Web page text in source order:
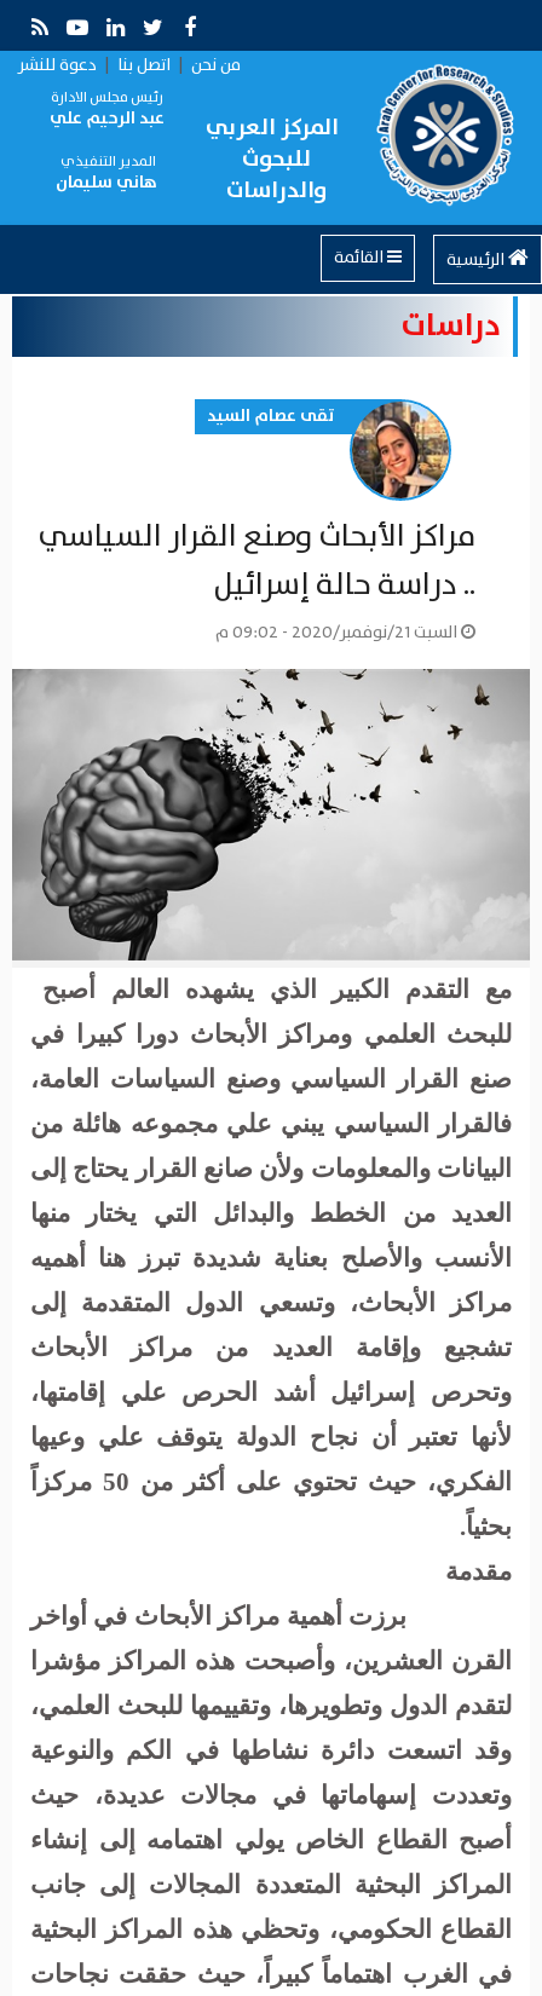
من نحن | اتصل بنا | دعوة للنشر
المركز العربي
للبحوث
والدراسات
رئيس مجلس الادارة
عبد الرحيم علي
المدير التنفيذي
هاني سليمان
الرئيسية
دراسات
تقى عصام السيد
مراكز الأبحاث وصنع القرار السياسي
.. دراسة حالة إسرائيل
السبت 21/نوفمبر/2020 - 09:02 م
مع التقدم الكبير الذي يشهده العالم أصبح
للبحث العلمي ومراكز الأبحاث دورا كبيرا في
صنع القرار السياسي وصنع السياسات العامة،
فالقرار السياسي يبني علي مجموعه هائلة من
البيانات والمعلومات ولأن صانع القرار يحتاج إلى
العديد من الخطط والبدائل التي يختار منها
الأنسب والأصلح بعناية شديدة تبرز هنا أهميه
مراكز الأبحاث، وتسعي الدول المتقدمة إلى
تشجيع وإقامة العديد من مراكز الأبحاث
وتحرص إسرائيل أشد الحرص علي إقامتها،
لأنها تعتبر أن نجاح الدولة يتوقف علي وعيها
الفكري، حيث تحتوي على أكثر من 50 مركزاً
بحثياً.
مقدمة
برزت أهمية مراكز الأبحاث في أواخر
القرن العشرين، وأصبحت هذه المراكز مؤشرا
لتقدم الدول وتطويرها، وتقييمها للبحث العلمي،
وقد اتسعت دائرة نشاطها في الكم والنوعية
وتعددت إسهاماتها في مجالات عديدة، حيث
أصبح القطاع الخاص يولي اهتمامه إلى إنشاء
المراكز البحثية المتعددة المجالات إلى جانب
القطاع الحكومي، وتحظي هذه المراكز البحثية
في الغرب اهتماماً كبيراً، حيث حققت نجاحات